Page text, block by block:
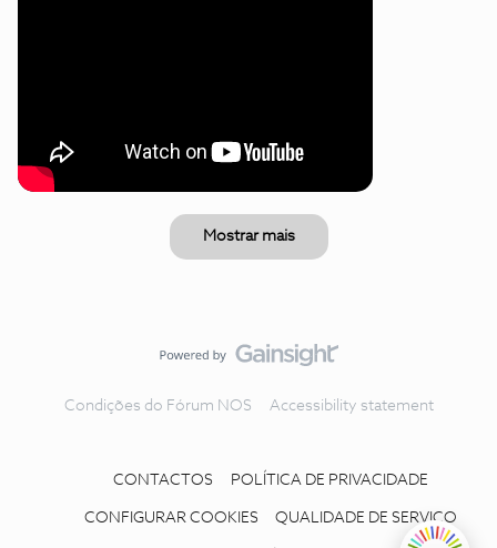
Mostrar mais
Condições do Fórum NOS Accessibility statement
CONTACTOS POLÍTICA DE PRIVACIDADE
CONFIGURAR COOKIES QUALIDADE DE SERVIÇO